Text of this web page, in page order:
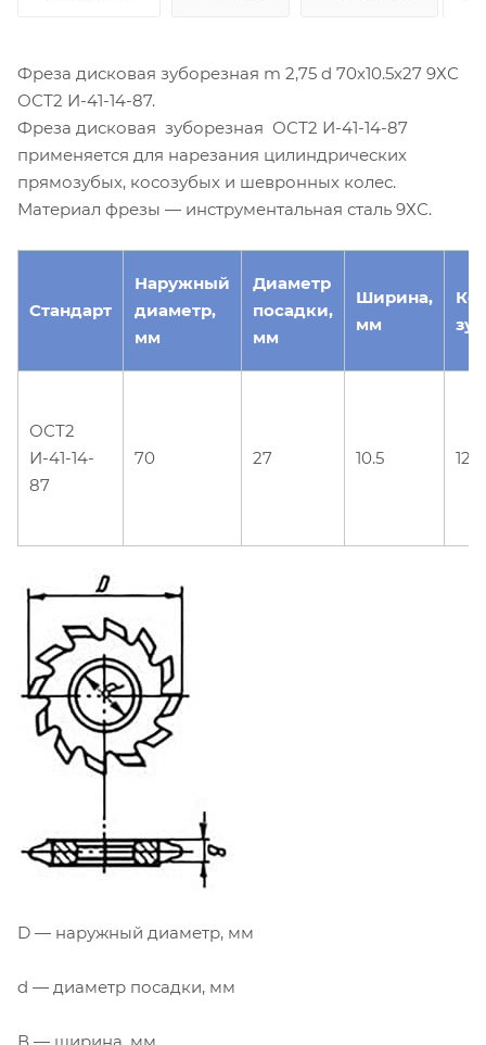
Фреза дисковая зуборезная m 2,75 d 70х10.5х27 9ХС
ОСТ2 И-41-14-87.
Фреза дисковая зуборезная ОСТ2 И-41-14-87
применяется для нарезания цилиндрических
прямозубых, косозубых и шевронных колес.
Материал фрезы — инструментальная сталь 9ХС.
Стандарт
Наружный
диаметр,
мм
Диаметр
посадки,
мм
Ширина,
мм
ОСТ2
И-41-14-
87
70 27 10.5 12
D — наружный диаметр, мм
d — диаметр посадки, мм